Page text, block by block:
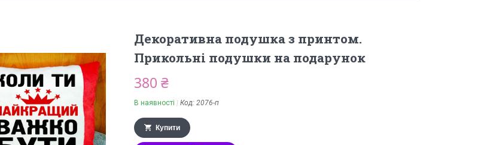
Декоративна подушка з принтом.
Прикольні подушки на подарунок
380 ₴
В наявності Код: 2076-п
Купити